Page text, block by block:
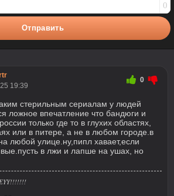
0
Отправить
19:39
0
стерильным сериалам у людей
ложное впечатление что бандюги и
только где то в глухих областях,
или в питере, а не в любом городе.в
любой улице.ну,пипл хавает,если
в лжи и лапше на ушах, но